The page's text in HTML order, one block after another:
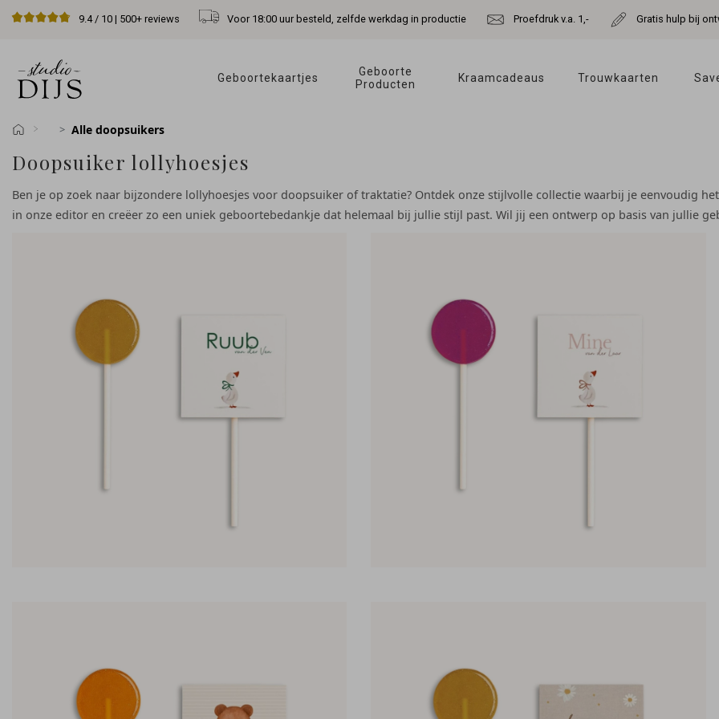
9.4/ 10 | 500+ reviews Voor 18:00 uur besteld, zelfde werkdag in productie Proefdruk v.a. 1,- Gratis hulp bij
Geboortekaartjes
Geboorte
Producten
Kraamcadeaus Trouwkaarten
Alle doopsuikers
Doopsuiker lollyhoesjes
Ben je op zoek naar bijzondere lollyhoesjes voor doopsuiker of traktatie? Ontdek onze stijlvolle collectie waarbij je eenvoudig
in onze editor en creëer zo een uniek geboortebedankje dat helemaal bij jullie stijl past. Wil jij een ontwerp op basis van jullie